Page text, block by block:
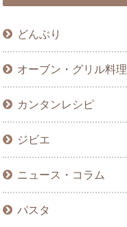
どんぶり
オーブン・グリル料理
カンタンレシピ
ジビエ
ニュース・コラム
パスタ